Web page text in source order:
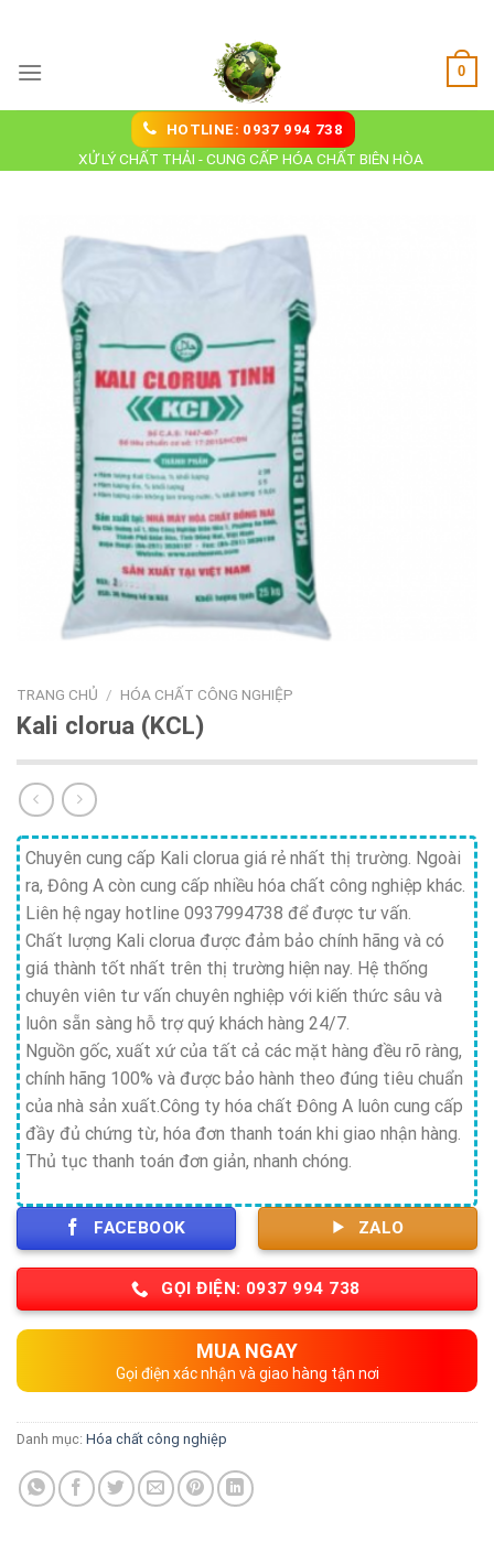
content
0
HOTLINE: 0937 994 738
XỬ LÝ CHẤT THẢI - CUNG CẤP HÓA CHẤT BIÊN HÒA
TRANG CHỦ / HÓA CHẤT CÔNG NGHIỆP
Kali clorua (KCL)
Chuyên cung cấp Kali clorua giá rẻ nhất thị trường. Ngoài
ra, Đông A còn cung cấp nhiều hóa chất công nghiệp khác.
Liên hệ ngay hotline 0937994738 để được tư vấn.
Chất lượng Kali clorua được đảm bảo chính hãng và có
giá thành tốt nhất trên thị trường hiện nay. Hệ thống
chuyên viên tư vấn chuyên nghiệp với kiến thức sâu và
luôn sẵn sàng hỗ trợ quý khách hàng 24/7.
Nguồn gốc, xuất xứ của tất cả các mặt hàng đều rõ ràng,
chính hãng 100% và được bảo hành theo đúng tiêu chuẩn
của nhà sản xuất.Công ty hóa chất Đông A luôn cung cấp
đầy đủ chứng từ, hóa đơn thanh toán khi giao nhận hàng.
Thủ tục thanh toán đơn giản, nhanh chóng.
FACEBOOK ZALO
GỌI ĐIỆN: 0937 994 738
MUA NGAY
Gọi điện xác nhận và giao hàng tận nơi
Danh mục: Hóa chất công nghiệp